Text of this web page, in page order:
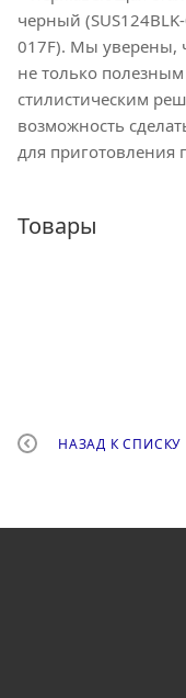
черный
017F). Мы уверены,
не только
стилистическим
возможность
для приготовления
Товары
НАЗАД К СПИСКУ